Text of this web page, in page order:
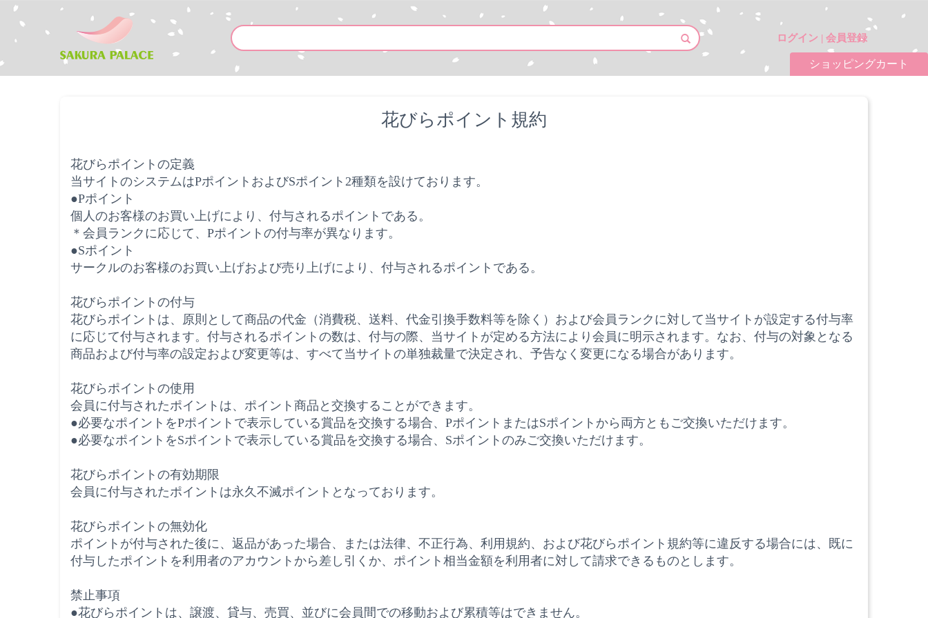
ログイン | 会員登録
花びらポイント規約
花びらポイントの定義
当サイトのシステムはPポイントおよびSポイント 2種類を設けております。
●Pポイント
個人のお客様のお買い上げにより、付与されるポイントである。
＊会員ランクに応じて、 Pポイントの付与率が異なります。
●Sポイント
サークルのお客様のお買い上げおよび売り上げにより、付与されるポイントである。
花びらポイントの付与
花びらポイントは、原則として商品の代金（消費税、送料、代金引換手数料等を除く）および会員ランクに対して当サイトが設定する付与率
に応じて付与されます。付与されるポイントの数は、付与の際、当サイトが定める方法により会員に明示されます。なお、付与の対象となる
商品および付与率の設定および変更等は、すべて当サイトの単独裁量で決定され、予告なく変更になる場合があります。
花びらポイントの使用
会員に付与されたポイントは、ポイント商品と交換することができます。
●必要なポイントをPポイントで表示している賞品を交換する場合、 PポイントまたはSポイントから両方ともご交換いただけます。
●必要なポイントをSポイントで表示している賞品を交換する場合、 Sポイントのみご交換いただけます。
花びらポイントの有効期限
会員に付与されたポイントは永久不滅ポイントとなっております。
花びらポイントの無効化
ポイントが付与された後に、返品があった場合、または法律、不正行為、利用規約、および花びらポイント規約等に違反する場合には、既に
付与したポイントを利用者のアカウントから差し引くか、ポイント相当金額を利用者に対して請求できるものとします。
禁止事項
●花びらポイントは、譲渡、貸与、売買、並びに会員間での移動および累積等はできません。
ショッピングカート